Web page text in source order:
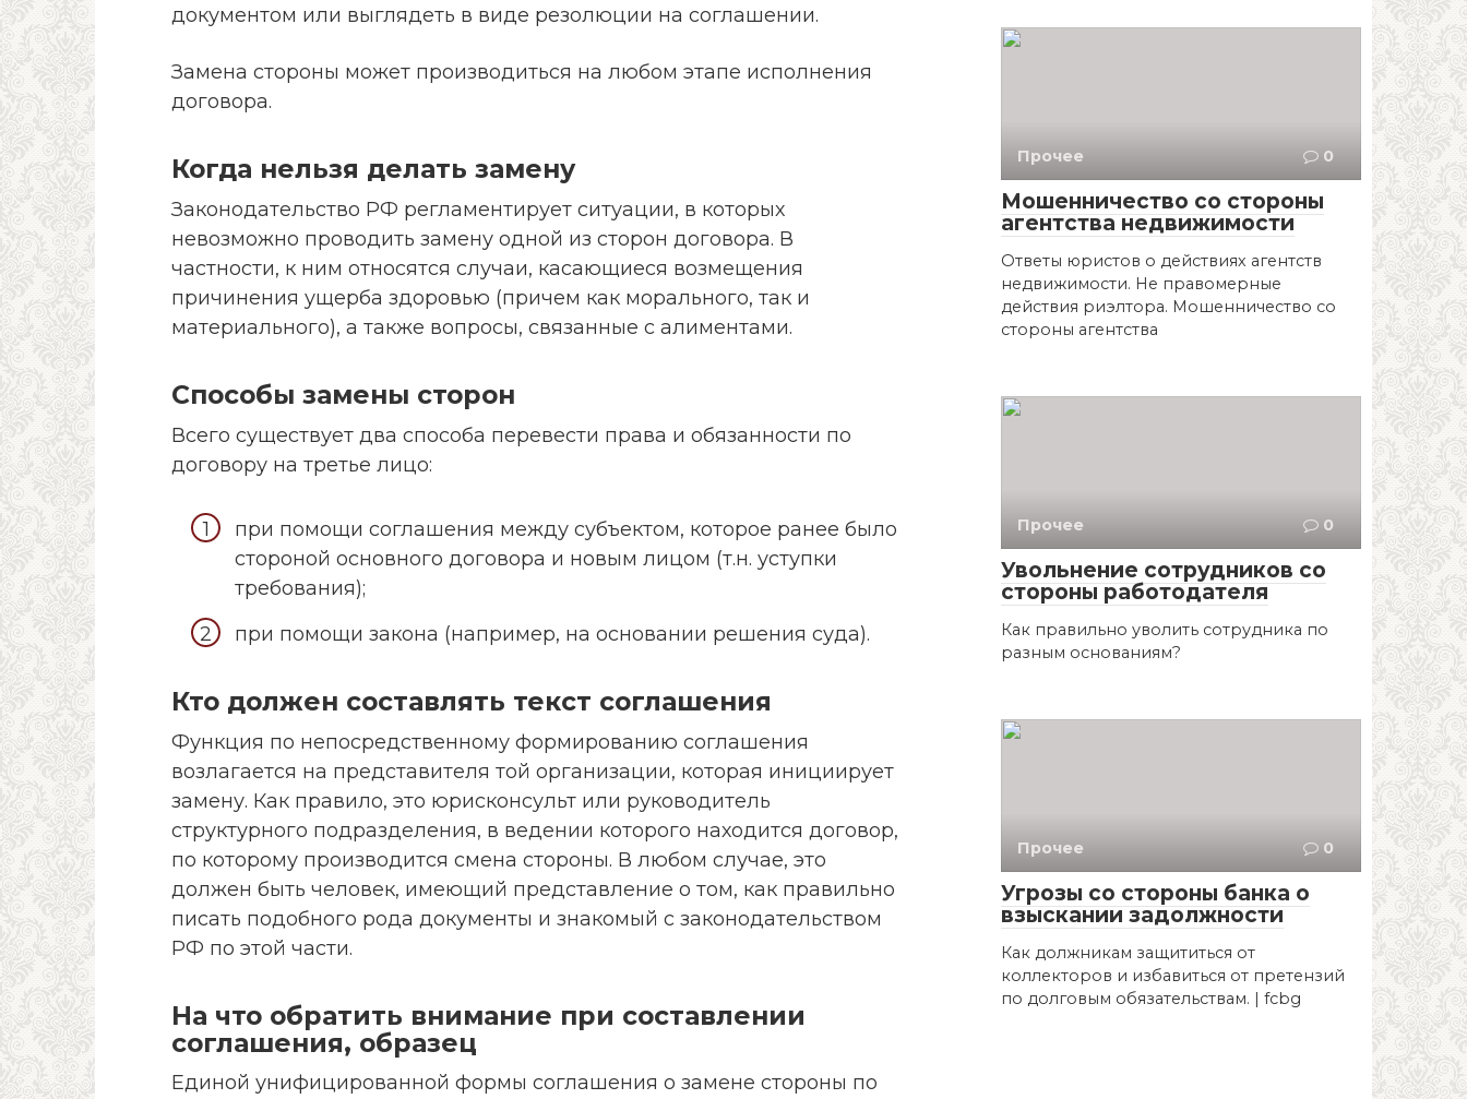
документом или выглядеть в виде резолюции на соглашении.
Замена стороны может производиться на любом этапе исполнения
договора.
Когда нельзя делать замену
Законодательство РФ регламентирует ситуации, в которых
невозможно проводить замену одной из сторон договора. В
частности, к ним относятся случаи, касающиеся возмещения
причинения ущерба здоровью (причем как морального, так и
материального), а также вопросы, связанные с алиментами.
Способы замены сторон
Всего существует два способа перевести права и обязанности по
договору на третье лицо:
при помощи соглашения между субъектом, которое ранее было
стороной основного договора и новым лицом (т.н. уступки
требования);
при помощи закона (например, на основании решения суда).
Кто должен составлять текст соглашения
Функция по непосредственному формированию соглашения
возлагается на представителя той организации, которая инициирует
замену. Как правило, это юрисконсульт или руководитель
структурного подразделения, в ведении которого находится договор,
по которому производится смена стороны. В любом случае, это
должен быть человек, имеющий представление о том, как правильно
писать подобного рода документы и знакомый с законодательством
РФ по этой части.
На что обратить внимание при составлении
соглашения, образец
Единой унифицированной формы соглашения о замене стороны по
Прочее 0
Мошенничество со стороны
агентства недвижимости
Ответы юристов о действиях агентств
недвижимости. Не правомерные
действия риэлтора. Мошенничество со
стороны агентства
Прочее 0
Увольнение сотрудников со
стороны работодателя
Как правильно уволить сотрудника по
разным основаниям?
Прочее 0
Угрозы со стороны банка о
взыскании задолжности
Как должникам защититься от
коллекторов и избавиться от претензий
по долговым обязательствам. | fcbg